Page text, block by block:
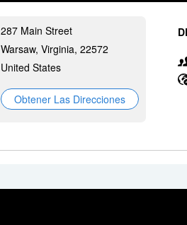
287 Main Street
Warsaw, Virginia, 22572
United States
Obtener Las Direcciones